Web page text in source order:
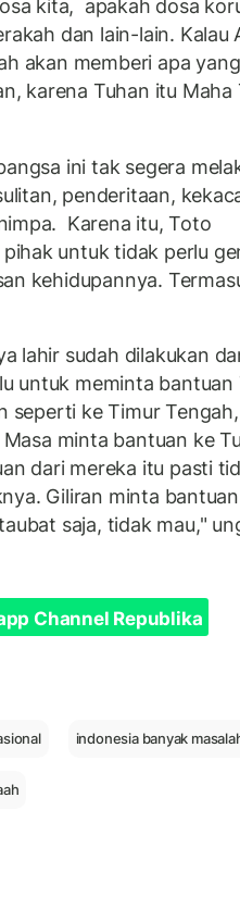
kita, apakah dosa
dan lain-lain. Kalau
akan memberi apa
karena Tuhan itu Maha
ini tak segera
penderitaan,
Karena itu, Toto
untuk tidak perlu
kehidupannya.
lahir sudah dilakukan
untuk meminta bantuan
seperti ke Timur
minta bantuan ke
dari mereka itu pasti
Giliran minta
saja, tidak mau,"
Channel Republika
indonesia banyak